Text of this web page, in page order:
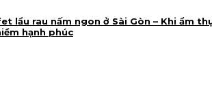
lẩu rau nấm ngon ở Sài Gòn – Khi ẩm
hạnh phúc